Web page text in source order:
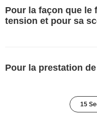
Pour la façon que le
tension et pour sa
Pour la prestation
15